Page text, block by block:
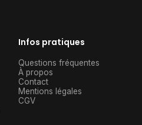
Infos pratiques
Questions fréquentes
À propos
Contact
Mentions légales
CGV